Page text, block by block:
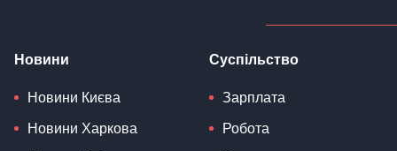
Новини
Новини Києва
Новини Харкова
Суспільство
Зарплата
Робота